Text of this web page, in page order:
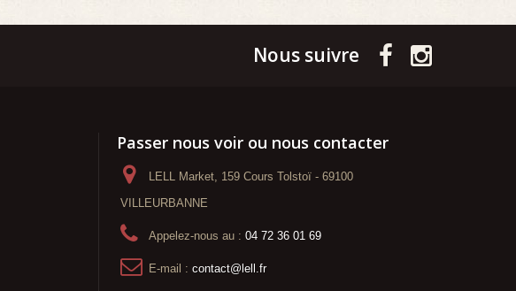
Nous suivre
Passer nous voir ou nous contacter
LELL Market, 159 Cours Tolstoï - 69100
VILLEURBANNE
Appelez-nous au : 04 72 36 01 69
E-mail : contact@lell.fr